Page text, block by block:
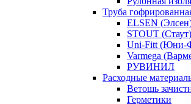
Труба
ELSEN
STOUT (Стаут)
Uni-Fitt (Юни-
Varmega
РУВИНИЛ
Расходные
Ветошь
Герметики